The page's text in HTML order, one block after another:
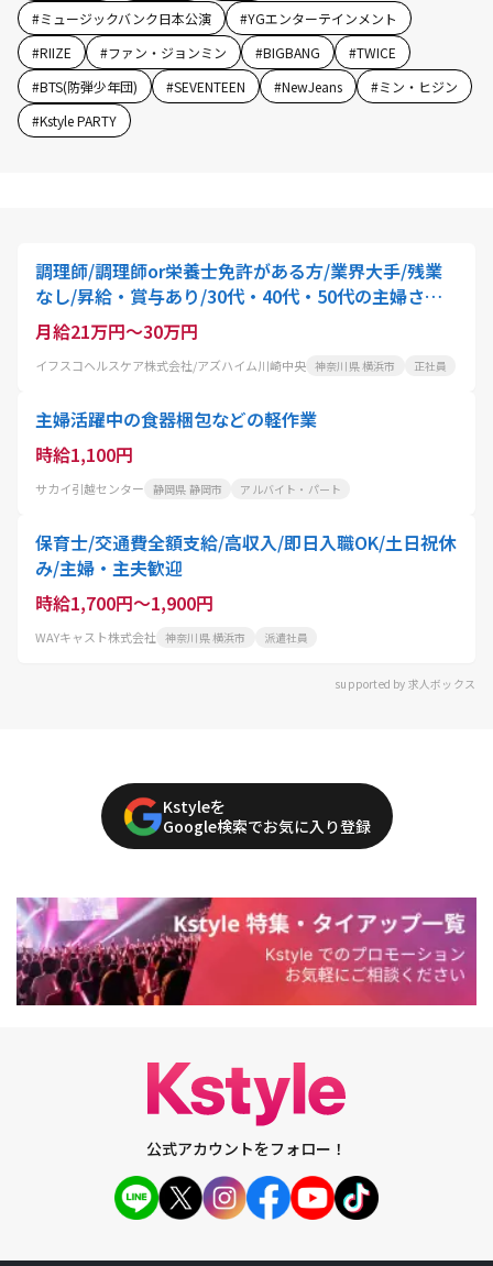
#ミュージックバンク日本公演 #YGエンターテインメント
#RIIZE #ファン・ジョンミン #BIGBANG #TWICE
#BTS(防弾少年団) #SEVENTEEN #NewJeans #ミン・ヒジン
#Kstyle PARTY
調理師/調理師or栄養士免許がある方/業界大手/残業
なし/昇給・賞与あり/30代・40代・50代の主婦さん
活躍中
月給21万円～30万円
イフスコヘルスケア株式会社/アズハイム川崎中央 神奈川県 横浜市 正社員
主婦活躍中の食器梱包などの軽作業
時給1,100円
サカイ引越センター 静岡県 静岡市 アルバイト・パート
保育士/交通費全額支給/高収入/即日入職OK/土日祝休
み/主婦・主夫歓迎
時給1,700円～1,900円
WAYキャスト株式会社 神奈川県 横浜市 派遣社員
supported by 求人ボックス
Kstyleを
Google検索でお気に入り登録
公式アカウントをフォロー！